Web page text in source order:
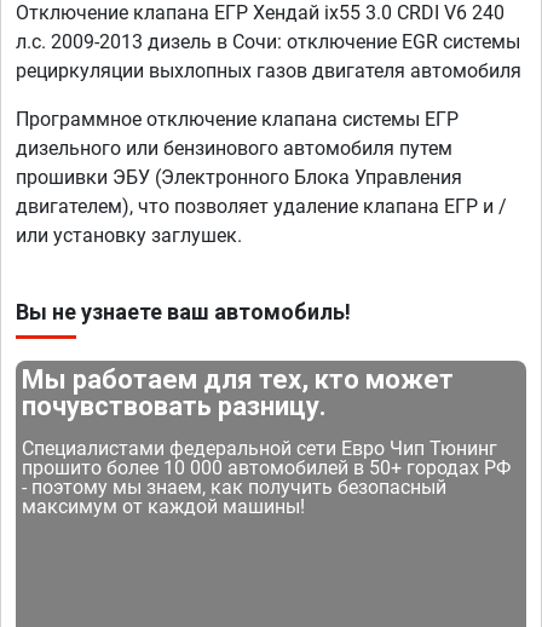
Отключение клапана ЕГР Хендай ix55 3.0 CRDI V6 240
л.с. 2009-2013 дизель в Сочи: отключение EGR системы
рециркуляции выхлопных газов двигателя автомобиля
Программное отключение клапана системы ЕГР
дизельного или бензинового автомобиля путем
прошивки ЭБУ (Электронного Блока Управления
двигателем), что позволяет удаление клапана ЕГР и /
или установку заглушек.
Вы не узнаете ваш автомобиль!
Мы работаем для тех, кто может
почувствовать разницу.
Специалистами федеральной сети Евро Чип Тюнинг
прошито более 10 000 автомобилей в 50+ городах РФ
- поэтому мы знаем, как получить безопасный
максимум от каждой машины!